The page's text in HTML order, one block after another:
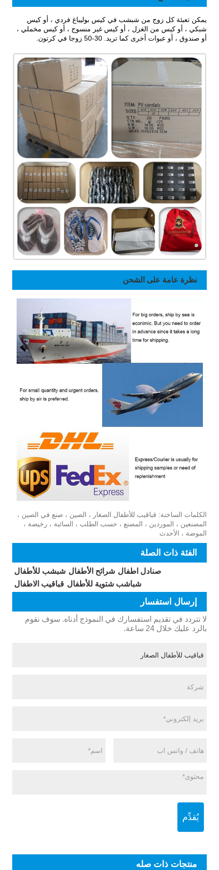
يمكن تعبئة كل زوج من شبشب في كيس بوليباغ فردي ، أو كيس
شبكي ، أو كيس من الغزل ، أو كيس غير منسوج ، أو كيس مخملي ،
أو صندوق ، أو عبوات أخرى كما تريد. 30-50 زوجا في كرتون.
نظرة عامة على الشحن
الكلمات الساخنة: قباقيب للأطفال الصغار ، الصين ، صنع في الصين ،
المصنعين ، الموردين ، المصنع ، حسب الطلب ، السائبة ، رخيصة ،
الموضة ، الأحدث
الفئة ذات الصلة
شبشب للأطفال شرائح الأطفال صنادل اطفال
قباقيب الاطفال شباشب شتوية للأطفال
إرسال استفسار
لا تتردد في تقديم استفسارك في النموذج أدناه. سوف نقوم
بالرد عليك خلال 24 ساعة.
يُقدِّم
منتجات ذات صله